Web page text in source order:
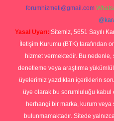
forumhizmeti@gmail.com
Yasal Uyarı: Sitemiz, 5651 Sayılı
İletişim Kurumu (BTK) tarafından
hizmet vermektedir. Bu
denetleme veya araştırma
üyelerimiz yazdıkları içeriklerin
üye olarak bu sorumluluğu kabul
herhangi bir marka, kurum veya
bulunmamaktadır. Sitede